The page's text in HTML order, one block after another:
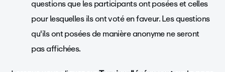
questions que les participants ont posées et celles
pour lesquelles ils ont voté en faveur. Les questions
qu'ils ont posées de manière anonyme ne seront
pas affichées.